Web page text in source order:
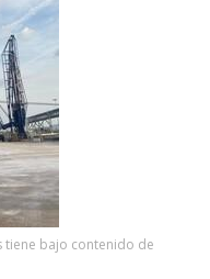
tiene bajo contenido de